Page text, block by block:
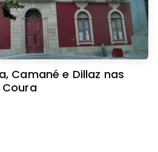
Camané e Dillaz nas
Coura